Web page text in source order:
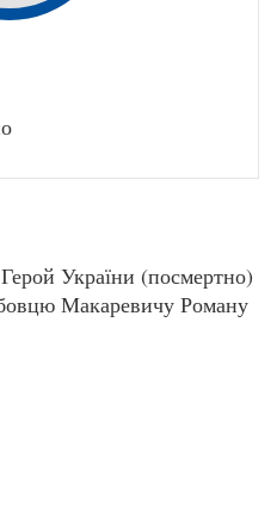
України (посмертно)
Макаревичу Роману